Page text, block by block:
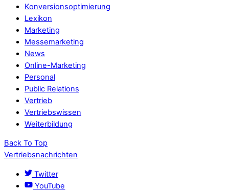
Konversionsoptimierung
Lexikon
Marketing
Messemarketing
News
Online-Marketing
Personal
Public Relations
Vertrieb
Vertriebswissen
Weiterbildung
Back To Top
Vertriebsnachrichten
Twitter
YouTube